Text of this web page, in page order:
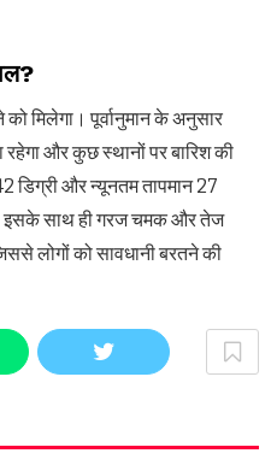
मिलेगा। पूर्वानुमान के अनुसार
और कुछ स्थानों पर बारिश की
डिग्री और न्यूनतम तापमान 27
इसके साथ ही गरज चमक और तेज
लोगों को सावधानी बरतने की